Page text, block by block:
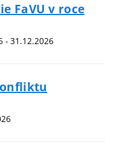
FaVU v roce
- 31.12.2026